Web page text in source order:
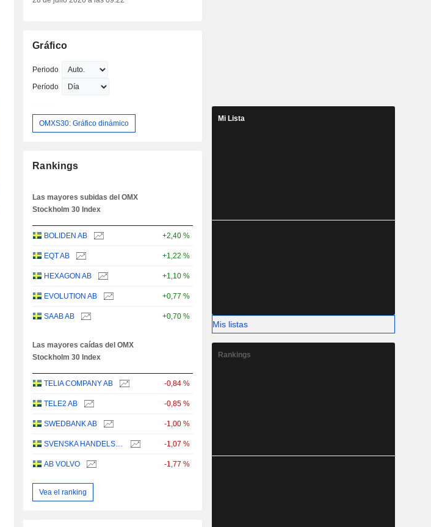
Gráfico
Periodo
Período
OMXS30: Gráfico dinámico
Rankings
Las mayores subidas del OMX
Stockholm 30 Index
BOLIDEN AB +2,40 %
EQT AB +1,22 %
HEXAGON AB +1,10 %
EVOLUTION AB +0,77 %
SAAB AB +0,70 %
Las mayores caídas del OMX
Stockholm 30 Index
TELIA COMPANY AB -0,84 %
TELE2 AB -0,85 %
SWEDBANK AB -1,00 %
SVENSKA HANDELSBANKEN AB -1,07 %
AB VOLVO -1,77 %
Vea el ranking
Mi Lista
Mis listas
Rankings